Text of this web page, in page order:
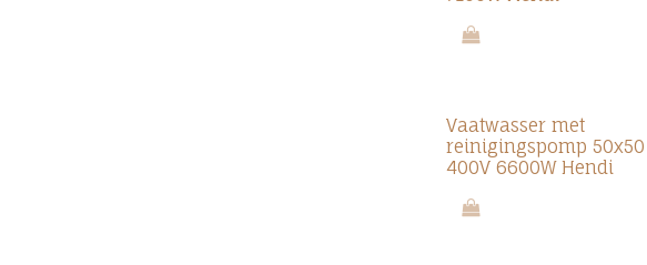
Vaatwasser met
reinigingspomp 50x50
400V 6600W Hendi